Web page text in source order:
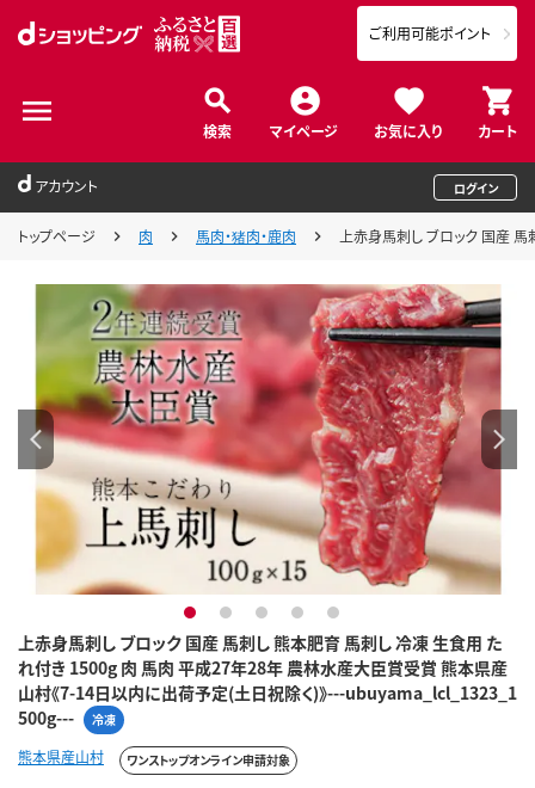
検索 マイページ お気に入り カート
ご利用可能ポイント
アカウント ログイン
トップページ 肉 馬肉・猪肉・鹿肉 上赤身馬刺し ブロック 国産
上赤身馬刺し ブロック 国産 馬刺し 熊本肥育 馬刺し 冷凍 生食用 た
れ付き 1500g 肉 馬肉 平成27年28年 農林水産大臣賞受賞 熊本県産
山村《7-14日以内に出荷予定(土日祝除く)》---ubuyama_lcl_1323_1
500g---
冷凍
1 2 3 4 5
熊本県産山村 ワンストップオンライン申請対象